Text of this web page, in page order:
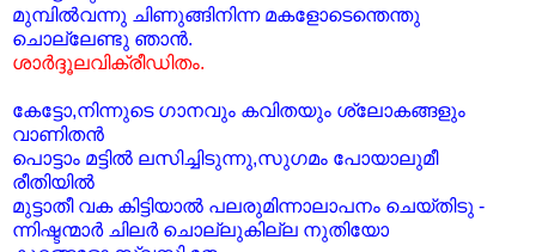
മുമ്പില്‍വന്നു ചിണുങ്ങിനിന്ന മകളോടെന്തെന്തു
ചൊല്ലേണ്ടു ഞാന്‍.
ശാര്‍ദ്ദൂലവിക്രീഡിതം.
കേട്ടോ,നിന്നുടെ ഗാനവും കവിതയും ശ്ലോകങ്ങളും
വാണിതന്‍
പൊട്ടാം മട്ടില്‍ ലസിച്ചിടുന്നു,സുഗമം പോയാലുമീ
രീതിയില്‍
മുട്ടാതീ വക കിട്ടിയാല്‍ പലരുമിന്നാലാപനം ചെയ്‌തിടു -
ന്നിഷ്ടന്മാര്‍ ചിലര്‍ ചൊല്ലുകില്ല നുതിയോ